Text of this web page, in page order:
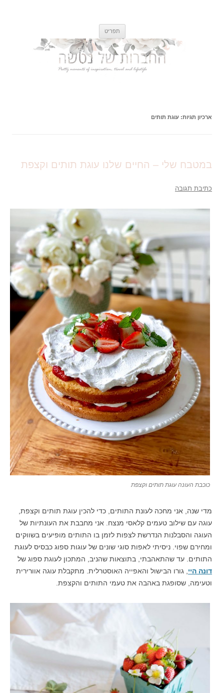
תפריט
ארכיון תגיות: עוגת תותים
במטבח שלי – החיים שלנו עוגת תותים וקצפת
כתיבת תגובה
כוכבת העונה עוגת תותים וקצפת
מדי שנה, אני מחכה לעונת התותים, כדי להכין עוגת תותים וקצפת,
עוגה עם שילוב טעמים קלאסי מנצח. אני מחבבת את העונתיות של
העוגה והסבלנות הנדרשת לצפות לזמן בו התותים מופיעים בשווקים
ומחירם שפוי. ניסיתי לאפות סוגי שונים של עוגות ספוג כבסיס לעוגת
התותים. עד שהתאהבתי, בתוצאות שהניב, המתכון לעוגת ספוג של
דונה היי, גורו הבישול והאפייה האוסטרלית. מתקבלת עוגה אוורירית
וטעימה, שסופגת באהבה את טעמי התותים והקצפת.